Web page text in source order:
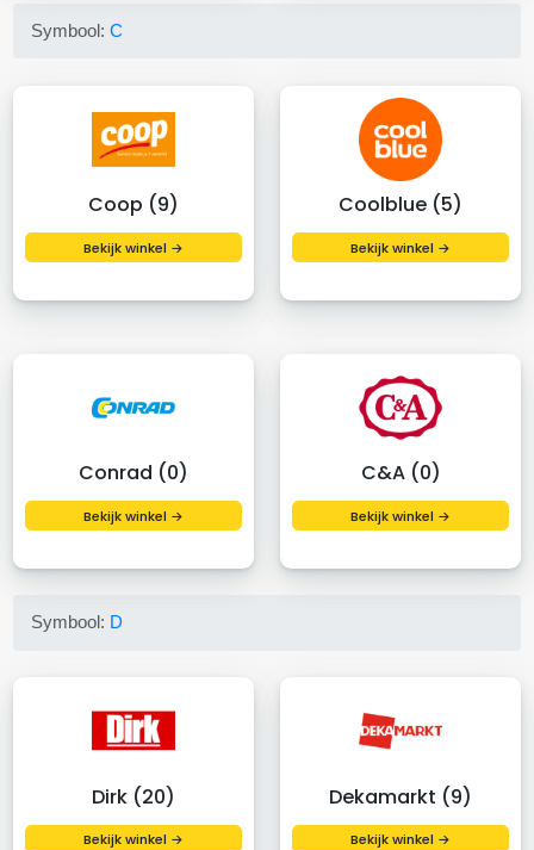
Symbool:C
Coop (9)
Bekijk winkel →
Coolblue (5)
Bekijk winkel →
Conrad (0)
Bekijk winkel →
C&A (0)
Bekijk winkel →
Symbool: D
Dirk (20)
Bekijk winkel →
Dekamarkt (9)
Bekijk winkel →